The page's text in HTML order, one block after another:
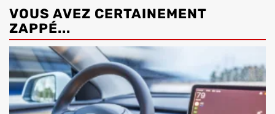
VOUS AVEZ CERTAINEMENT
ZAPPÉ...